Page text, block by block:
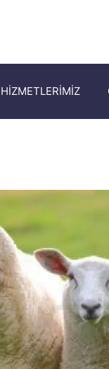
HİZMETLERİMİZ